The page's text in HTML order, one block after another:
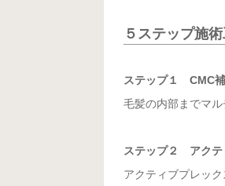
５ステップ施
ステップ１ CMC
毛髪の内部までマ
ステップ２ アクテ
アクティブプレッ